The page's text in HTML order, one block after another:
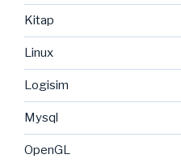
Kitap
Linux
Logisim
Mysql
OpenGL